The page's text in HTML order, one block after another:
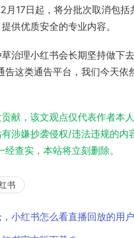
17日起，将分批次取消包
供优质安全的专业内容。
治理小红书会长期坚持做下
告这类通告平台，我们今天
献，该文观点仅代表作者本
涉嫌抄袭侵权/违法违规的内
查实，本站将立刻删除。
书
小红书怎么看直播回放的用